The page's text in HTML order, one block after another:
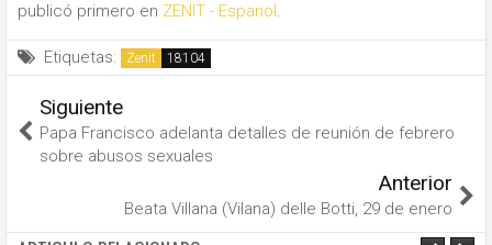
publicó primero en ZENIT - Espanol
Etiquetas: Zenit
Siguiente
Papa Francisco adelanta detalles de reunión de febrero
sobre abusos sexuales
Anterior
Beata Villana (Vilana) delle Botti, 29 de enero